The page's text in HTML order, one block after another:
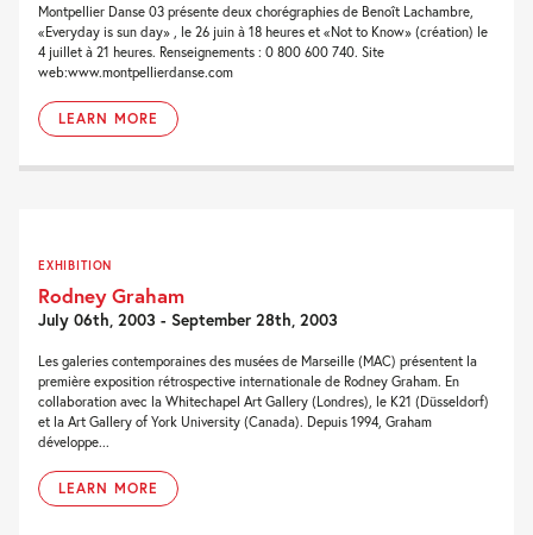
Montpellier Danse 03 présente deux chorégraphies de Benoît Lachambre,
«Everyday is sun day» , le 26 juin à 18 heures et «Not to Know» (création) le
4 juillet à 21 heures. Renseignements : 0 800 600 740. Site
web:www.montpellierdanse.com
LEARN MORE
EXHIBITION
Rodney Graham
July 06th, 2003 - September 28th, 2003
Les galeries contemporaines des musées de Marseille (MAC) présentent la
première exposition rétrospective internationale de Rodney Graham. En
collaboration avec la Whitechapel Art Gallery (Londres), le K21 (Düsseldorf)
et la Art Gallery of York University (Canada). Depuis 1994, Graham
développe...
LEARN MORE